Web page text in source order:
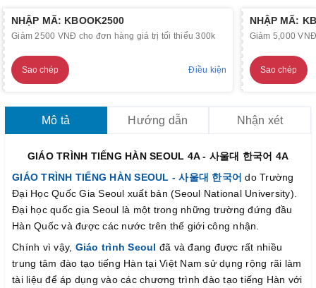
NHẬP MÃ: KBOOK2500
Giảm 2500 VNĐ cho đơn hàng giá trị tối thiểu 300k
Sao chép Điều kiện
NHẬP MÃ:
Giảm 5,000
Sao chép
Mô tả Hướng dẫn Nhận xét
GIÁO TRÌNH TIẾNG HÀN SEOUL 4A - 사울대 한국어 4A
GIÁO TRÌNH TIẾNG HÀN SEOUL - 사울대 한국어 do Trường
Đại Học Quốc Gia Seoul xuất bản (Seoul National University).
Đại học quốc gia Seoul là một trong những trường đứng đầu
Hàn Quốc và được các nước trên thế giới công nhận.
Chính vì vậy, Giáo trình Seoul đã và đang được rất nhiều
trung tâm đào tạo tiếng Hàn tại Việt Nam sử dụng rộng rãi làm
tài liệu để áp dụng vào các chương trình đào tạo tiếng Hàn với